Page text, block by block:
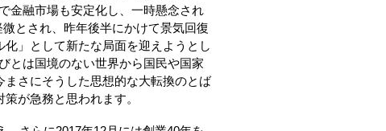
金融市場も安定化し、一時懸念され
とされ、昨年後半にかけて景気回復
」として新たな局面を迎えようとし
とは国境のない世界から国民や国家
さにそうした思想的な大転換のとば
が急務と思われます。